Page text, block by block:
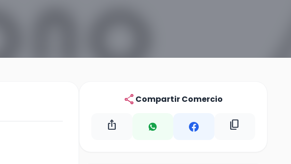
share Compartir Comercio
ios_share content_copy